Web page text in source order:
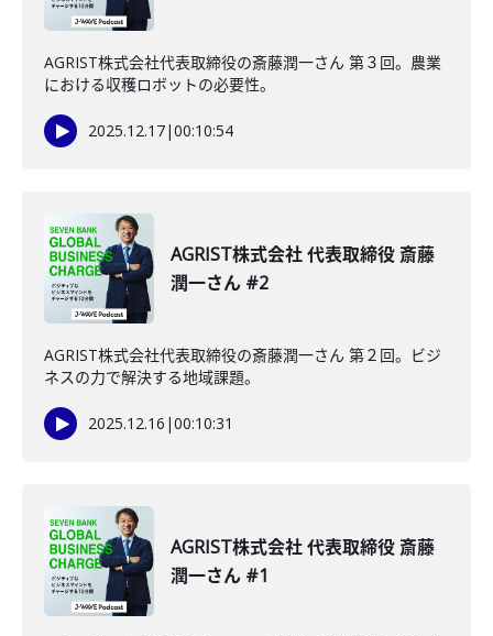
AGRIST株式会社代表取締役の斎藤潤一さん 第３回。農業
における収穫ロボットの必要性。
2025.12.17|00:10:54
AGRIST株式会社 代表取締役 斎藤
潤一さん #2
AGRIST株式会社代表取締役の斎藤潤一さん 第２回。ビジ
ネスの力で解決する地域課題。
2025.12.16 |00:10:31
AGRIST株式会社 代表取締役 斎藤
潤一さん #1